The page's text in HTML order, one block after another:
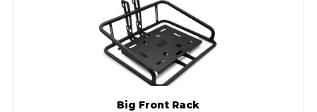
Big Front Rack